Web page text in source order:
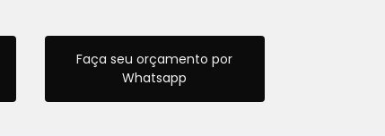
Faça seu orçamento por
Whatsapp